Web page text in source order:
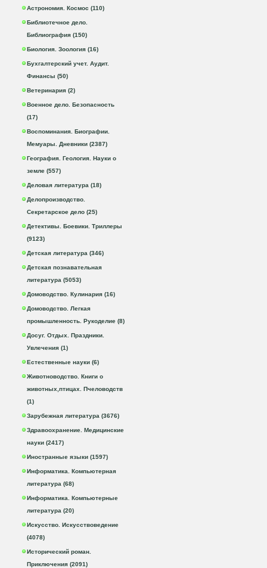
Астрономия. Космос (110)
Библиотечное дело.
Библиография (150)
Биология. Зоология (16)
Бухгалтерский учет. Аудит.
Финансы (50)
Ветеринария (2)
Военное дело. Безопасность
(17)
Воспоминания. Биографии.
Мемуары. Дневники (2387)
География. Геология. Науки о
земле (557)
Деловая литература (18)
Делопроизводство.
Секретарское дело (25)
Детективы. Боевики. Триллеры
(9123)
Детская литература (346)
Детская познавательная
литература (5053)
Домоводство. Кулинария (16)
Домоводство. Легкая
промышленность. Рукоделие (8)
Досуг. Отдых. Праздники.
Увлечения (1)
Естественные науки (6)
Животноводство. Книги о
животных,птицах. Пчеловодств
(1)
Зарубежная литература (3676)
Здравоохранение. Медицинские
науки (2417)
Иностранные языки (1597)
Информатика. Компьютерная
литература (68)
Информатика. Компьютерные
литература (20)
Искусство. Искусствоведение
(4078)
Исторический роман.
Приключения (2091)